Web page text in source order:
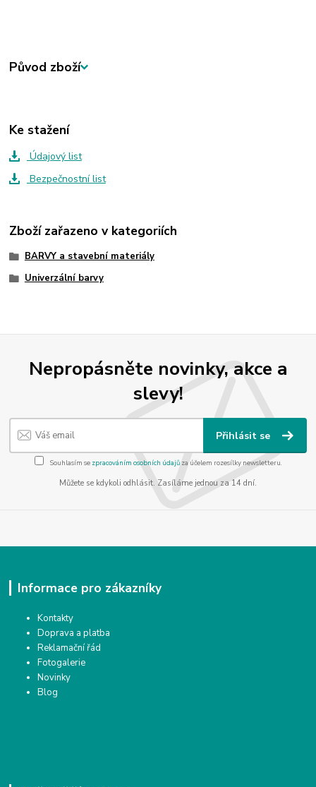
Původ zboží
Ke stažení
Údajový list
Bezpečnostní list
Zboží zařazeno v kategoriích
BARVY a stavební materiály
Univerzální barvy
Nepropásněte novinky, akce a
slevy!
Přihlásit se
Souhlasím se zpracováním osobních údajůza účelem rozesílky newsletteru.
Můžete se kdykoli odhlásit. Zasíláme jednou za 14 dní.
Informace pro zákazníky
Kontakty
Doprava a platba
Reklamační řád
Fotogalerie
Novinky
Blog